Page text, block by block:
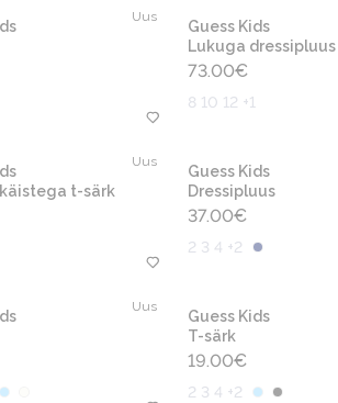
Uus
Guess Kids
Lukuga dressipluus
73.00€
8 10 12 +1
Uus
t-särk
Guess Kids
Dressipluus
37.00€
2 3 4 +2
Uus
Guess Kids
T-särk
19.00€
2 3 4 +2